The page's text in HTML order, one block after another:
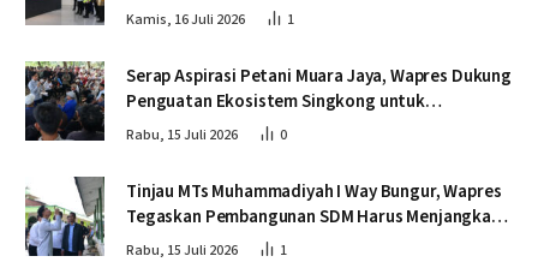
Kamis, 16 Juli 2026 1
Serap Aspirasi Petani Muara Jaya, Wapres Dukung
Penguatan Ekosistem Singkong untuk
Swasembada Pangan
Rabu, 15 Juli 2026 0
Tinjau MTs Muhammadiyah I Way Bungur, Wapres
Tegaskan Pembangunan SDM Harus Menjangkau
Seluruh Sekolah
Rabu, 15 Juli 2026 1